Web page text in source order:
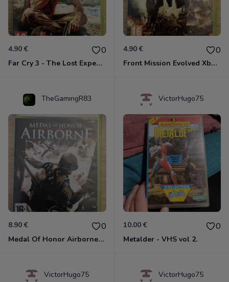
4.90 € 0
Far Cry 3 - The Lost Expeditions - Edition Spéciale Xbox 360
4.90 € 0
Front Mission Evolved Xbox 360
TheGamingR83
8.90 € 0
Medal Of Honor Airborne Xbox 360
VictorHugo75
10.00 € 0
Metalder - VHS vol 2.
VictorHugo75 VictorHugo75